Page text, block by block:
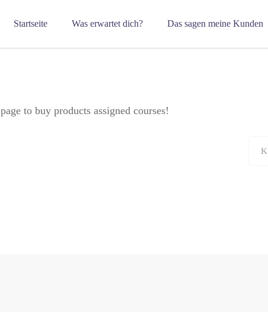
Startseite Was erwartet dich? Das sagen meine Kunden
page to buy products assigned courses!